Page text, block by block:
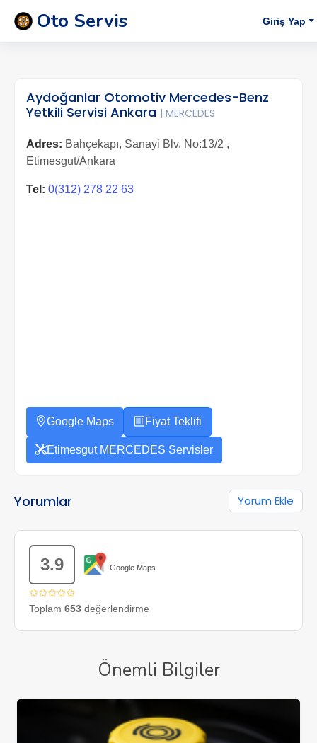
Oto Servis Giriş Yap
Aydoğanlar Otomotiv Mercedes-Benz
Yetkili Servisi Ankara | MERCEDES
Adres: Bahçekapı, Sanayi Blv. No:13/2 ,
Etimesgut/Ankara
Tel: 0(312) 278 22 63
Google Maps Fiyat Teklifi
Etimesgut MERCEDES Servisler
Yorumlar Yorum Ekle
3.9 Google Maps
✩✩✩✩✩
Toplam 653 değerlendirme
Önemli Bilgiler